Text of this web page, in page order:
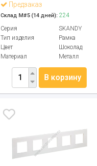
Предзаказ
Склад М#5 (14 дней): 224
Серия
SKANDY
Тип изделия
Рамка
Цвет
Шоколад
Материал
Металл
В корзину